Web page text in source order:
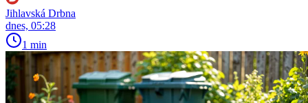
Jihlavská Drbna
dnes, 05:28
1 min